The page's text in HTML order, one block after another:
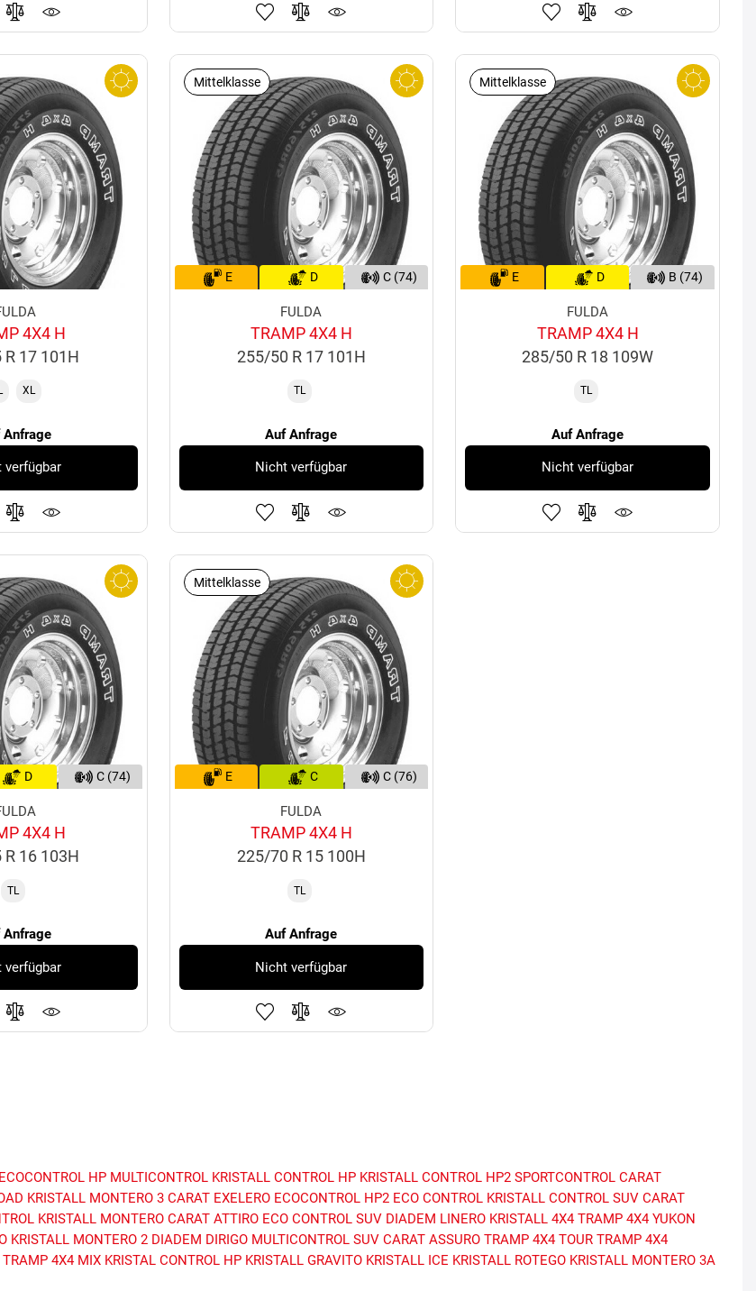
4X4 H
17 101H
XL
Anfrage
verfügbar
Mittelklasse
E D C (74)
FULDA
TRAMP 4X4 H
255/50 R 17 101H
TL
Auf Anfrage
Nicht verfügbar
Mittelklasse
E D B (74)
FULDA
TRAMP 4X4 H
285/50 R 18 109W
TL
Auf Anfrage
Nicht verfügbar
D C (74)
4X4 H
16 103H
TL
Anfrage
verfügbar
Mittelklasse
E C C (76)
FULDA
TRAMP 4X4 H
225/70 R 15 100H
TL
Auf Anfrage
Nicht verfügbar
ECOCONTROL HP MULTICONTROL KRISTALL CONTROL HP KRISTALL CONTROL HP2 SPORTCONTROL CARAT
KRISTALL MONTERO 3 CARAT EXELERO ECOCONTROL HP2 ECO CONTROL KRISTALL CONTROL SUV CARAT
KRISTALL MONTERO CARAT ATTIRO ECO CONTROL SUV DIADEM LINERO KRISTALL 4X4 TRAMP 4X4 YUKON
KRISTALL MONTERO 2 DIADEM DIRIGO MULTICONTROL SUV CARAT ASSURO TRAMP 4X4 TOUR TRAMP 4X4
TRAMP 4X4 MIX KRISTAL CONTROL HP KRISTALL GRAVITO KRISTALL ICE KRISTALL ROTEGO KRISTALL MONTERO 3A